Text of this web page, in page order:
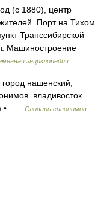
(с 1880), центр
Порт на Тихом
Транссибирской
Машиностроение
энциклопедия
нашенский,
владивосток
• …
Словарь синонимов